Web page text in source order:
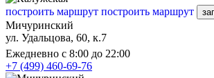
построить маршрут построить маршрут
Мичуринский
ул. Удальцова, 60, к.7
Ежедневно с 8:00 до 22:00
+7 (499) 460-69-76